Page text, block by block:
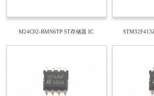
M24C02-RMN6TP ST存储器 IC